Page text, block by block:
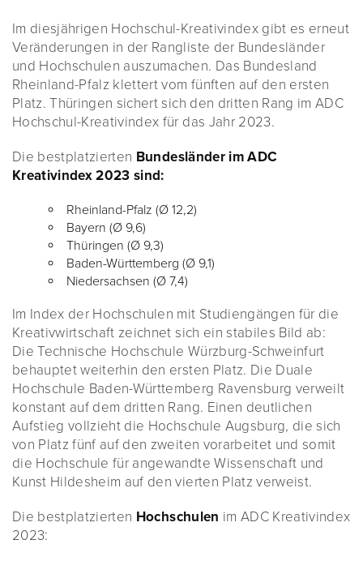
Im diesjährigen Hochschul-Kreativindex gibt es erneut
Veränderungen in der Rangliste der Bundesländer
und Hochschulen auszumachen. Das Bundesland
Rheinland-Pfalz klettert vom fünften auf den ersten
Platz. Thüringen sichert sich den dritten Rang im ADC
Hochschul-Kreativindex für das Jahr 2023.
Die bestplatzierten Bundesländer im ADC
Kreativindex 2023 sind:
Rheinland-Pfalz (Ø 12,2)
Bayern (Ø 9,6)
Thüringen (Ø 9,3)
Baden-Württemberg (Ø 9,1)
Niedersachsen (Ø 7,4)
Im Index der Hochschulen mit Studiengängen für die
Kreativwirtschaft zeichnet sich ein stabiles Bild ab:
Die Technische Hochschule Würzburg-Schweinfurt
behauptet weiterhin den ersten Platz. Die Duale
Hochschule Baden-Württemberg Ravensburg verweilt
konstant auf dem dritten Rang. Einen deutlichen
Aufstieg vollzieht die Hochschule Augsburg, die sich
von Platz fünf auf den zweiten vorarbeitet und somit
die Hochschule für angewandte Wissenschaft und
Kunst Hildesheim auf den vierten Platz verweist.
Die bestplatzierten Hochschulen im ADC Kreativindex
2023: